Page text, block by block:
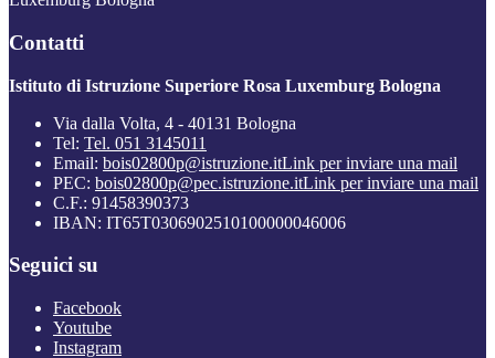
Contatti
Istituto di Istruzione Superiore Rosa Luxemburg Bologna
Via dalla Volta, 4 - 40131 Bologna
Tel: Tel. 051 3145011
Email: bois02800p@istruzione.itLink per inviare una mail
PEC: bois02800p@pec.istruzione.itLink per inviare una mail
C.F.: 91458390373
IBAN: IT65T0306902510100000046006
Seguici su
Facebook
Youtube
Instagram